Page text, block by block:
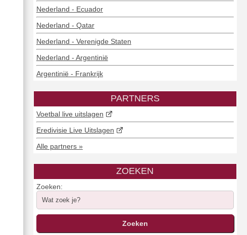
Nederland - Ecuador
Nederland - Qatar
Nederland - Verenigde Staten
Nederland - Argentinië
Argentinië - Frankrijk
PARTNERS
Voetbal live uitslagen
Eredivisie Live Uitslagen
Alle partners »
ZOEKEN
Zoeken: